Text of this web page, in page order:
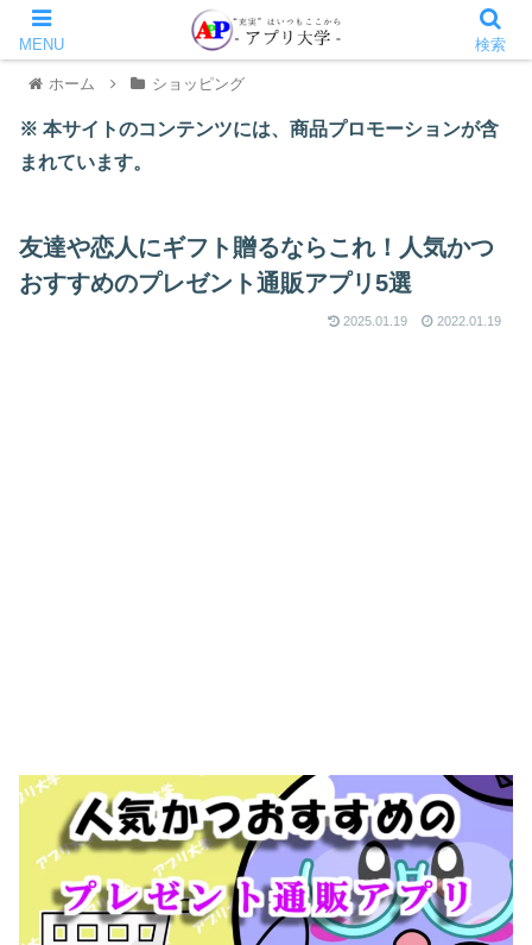
ホーム ショッピング
※ 本サイトのコンテンツには、商品プロモーションが含
まれています。
友達や恋人にギフト贈るならこれ！人気かつ
おすすめのプレゼント通販アプリ5選
2025.01.19 2022.01.19
MENU 検索